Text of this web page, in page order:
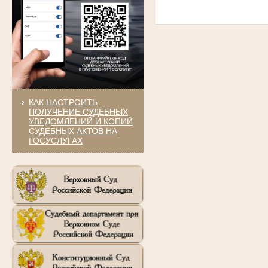
КАК НАСТРОИТЬ
ПОЛУЧЕНИЕ СУДЕБНЫХ
УВЕДОМЛЕНИЙ И КОПИЙ
СУДЕБНЫХ АКТОВ НА
ГОСУСЛУГАХ